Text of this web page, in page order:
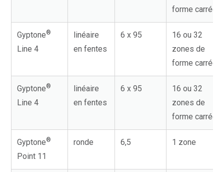
forme carrée
Gyptone®
Line 4
linéaire
en fentes
6 x 95
16 ou 32
zones de
forme carrée
Gyptone®
Line 4
linéaire
en fentes
6 x 95
16 ou 32
zones de
forme carrée
Gyptone®
Point 11
ronde 6,5 1 zone